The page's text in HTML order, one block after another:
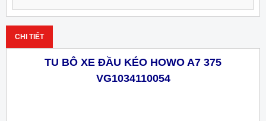
CHI TIẾT
TU BÔ XE ĐẦU KÉO HOWO A7 375
VG1034110054